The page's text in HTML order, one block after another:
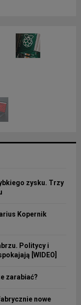
zysku. Trzy
Kopernik
Politycy i
[WIDEO]
zarabiać?
nowe